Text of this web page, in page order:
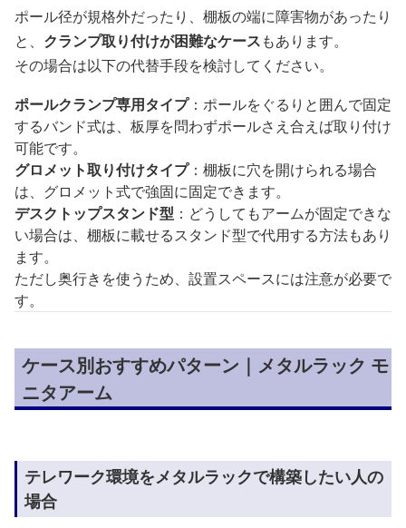
ポール径が規格外だったり、棚板の端に障害物があったり
と、 クランプ取り付けが困難なケースもあります。
その場合は以下の代替手段を検討してください。
ポールクランプ専用タイプ：ポールをぐるりと囲んで固定
するバンド式は、板厚を問わずポールさえ合えば取り付け
可能です。
グロメット取り付けタイプ：棚板に穴を開けられる場合
は、グロメット式で強固に固定できます。
デスクトップスタンド型 ：どうしてもアームが固定できな
い場合は、棚板に載せるスタンド型で代用する方法もあり
ます。
ただし奥行きを使うため、設置スペースには注意が必要で
す。
ケース別おすすめパターン｜メタルラック モ
ニタアーム
テレワーク環境をメタルラックで構築したい人の
場合